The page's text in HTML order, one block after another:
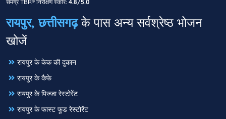
समग्र TBR® निरीक्षण स्कोर: 4.8/5.0
रायपुर, छत्तीसगढ़के पास अन्य सर्वश्रेष्ठ भोजन
खोजें
रायपुर के केक की दुकान
रायपुर के कैफे
रायपुर के पिज्जा रेस्टोरेंट
रायपुर के फास्ट फूड रेस्टोरेंट